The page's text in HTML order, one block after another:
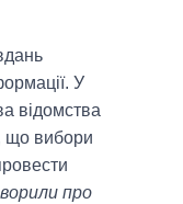
У
відомства
що вибори
про